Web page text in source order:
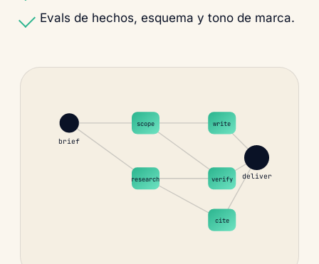
Evals de hechos, esquema y tono de marca.
brief
scope
research
write
verify
cite
deliver